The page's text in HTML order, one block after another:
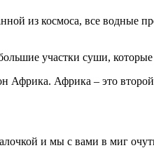
из космоса, все водные
участки суши,
Африка. Африка – это
и мы с вами в миг